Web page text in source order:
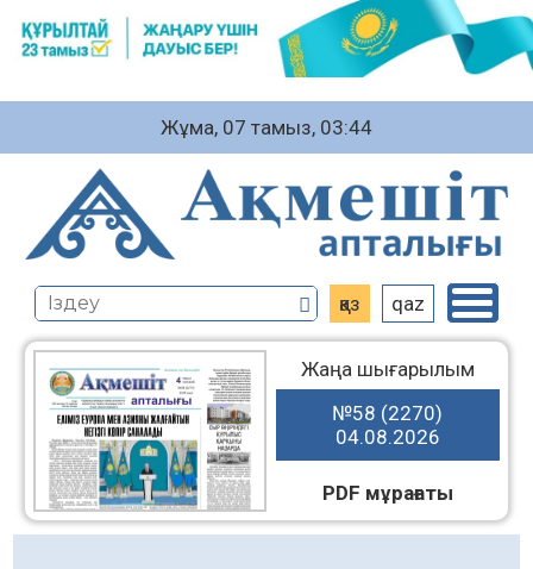
Жұма, 07 тамыз, 03:44
қаз qaz
Жаңа шығарылым
№58 (2270)
04.08.2026
PDF мұрағаты